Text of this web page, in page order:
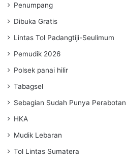
Penumpang
Dibuka Gratis
Lintas Tol Padangtiji-Seulimum
Pemudik 2026
Polsek panai hilir
Tabagsel
Sebagian Sudah Punya Perabotan
HKA
Mudik Lebaran
Tol Lintas Sumatera